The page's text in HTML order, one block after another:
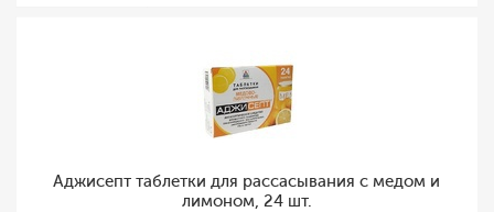
Аджисепт таблетки для рассасывания с медом и
лимоном, 24 шт.